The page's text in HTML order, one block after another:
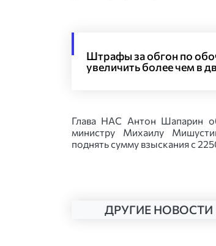
Штрафы за обгон по
увеличить более чем в
Глава НАС Антон Шапарин
министру Михаилу
поднять сумму взыскания с
ДРУГИЕ НОВОСТИ